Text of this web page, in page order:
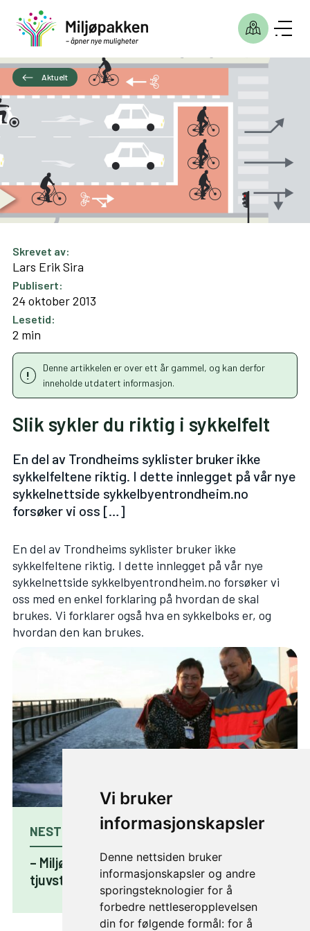
Vi bruker
informasjonskapsler
Denne nettsiden bruker
informasjonskapsler og andre
sporingsteknologier for å
forbedre nettleseropplevelsen
din for følgende formål: for å
Aktuelt
Skrevet av:
Lars Erik Sira
Publisert:
24 oktober 2013
Lesetid:
2 min
Denne artikkelen er over ett år gammel, og kan derfor
inneholde utdatert informasjon.
Slik sykler du riktig i sykkelfelt
En del av Trondheims syklister bruker ikke
sykkelfeltene riktig. I dette innlegget på vår nye
sykkelnettside sykkelbyentrondheim.no
forsøker vi oss […]
En del av Trondheims syklister bruker ikke
sykkelfeltene riktig. I dette innlegget på vår nye
sykkelnettside sykkelbyentrondheim.no forsøker vi
oss med en enkel forklaring på hvordan de skal
brukes. Vi forklarer også hva en sykkelboks er, og
hvordan den kan brukes.
NESTE ARTIKKEL
– Miljøpakken har gjort det mulig med
tjuvstart!